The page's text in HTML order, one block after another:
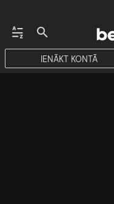
IENĀKT KONTĀ